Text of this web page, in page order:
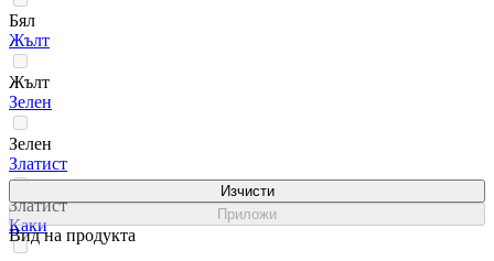
Бял
Жълт
Жълт
Зелен
Зелен
Златист
Златист
Каки
Изчисти
Приложи
Вид на продукта